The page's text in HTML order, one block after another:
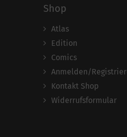
Shop
Atlas
Edition
Comics
Anmelden/
Kontakt Shop
Widerrufsformular